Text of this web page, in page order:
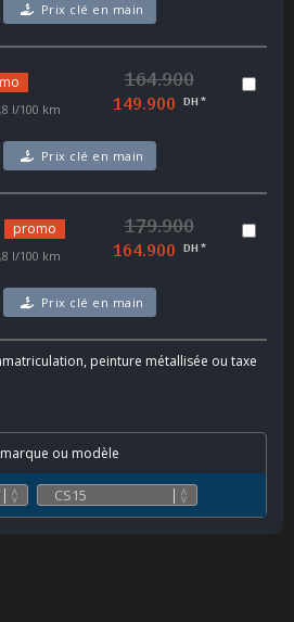
Prix clé en main
l/100 km
164.900
149.900 DH *
Prix clé en main
promo
l/100 km
179.900
164.900 DH *
Prix clé en main
peinture métallisée ou taxe
ou modèle